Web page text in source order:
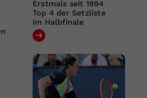
Erstmals seit 1994
Top 4 der Setzliste
im Halbfinale